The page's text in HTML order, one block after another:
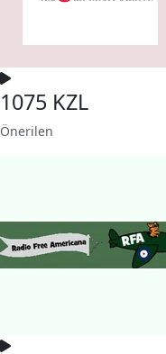
1075 KZL
Önerilen